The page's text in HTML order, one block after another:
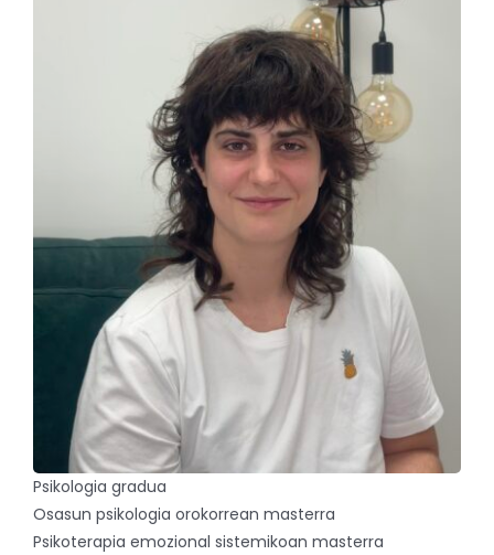
Psikologia gradua
Osasun psikologia orokorrean masterra
Psikoterapia emozional sistemikoan masterra